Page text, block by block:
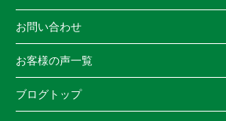
お問い合わせ
お客様の声一覧
ブログトップ